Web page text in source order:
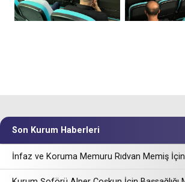
Son Kurum Haberleri
İnfaz ve Koruma Memuru Rıdvan Memiş İçin